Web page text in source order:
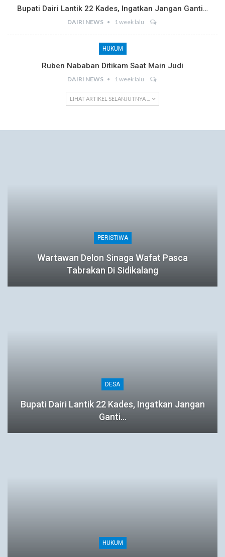
Bupati Dairi Lantik 22 Kades, Ingatkan Jangan Ganti…
DAIRI NEWS 1 week lalu
HUKUM
Ruben Nababan Ditikam Saat Main Judi
DAIRI NEWS 1 week lalu
LIHAT ARTIKEL SELANJUTNYA ...
PERISTIWA
Wartawan Delon Sinaga Wafat Pasca
Tabrakan Di Sidikalang
DESA
Bupati Dairi Lantik 22 Kades, Ingatkan Jangan
Ganti…
HUKUM